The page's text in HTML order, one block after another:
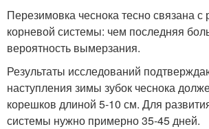
Перезимовка чеснока тесно связана с
корневой системы: чем последняя
вероятность вымерзания.
Результаты исследований
наступления зимы зубок чеснока
корешков длиной 5-10 см. Для
системы нужно примерно 35-45 дней.